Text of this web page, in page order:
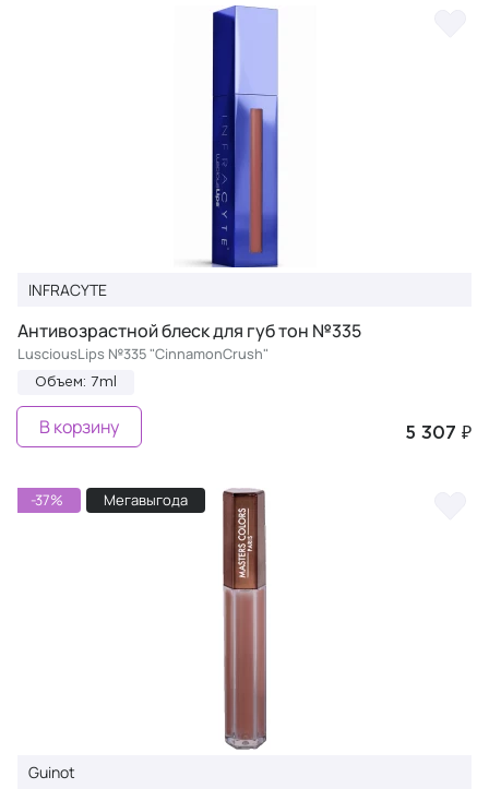
INFRACYTE
Антивозрастной блеск для губ тон №335
LusciousLips №335 "CinnamonCrush"
Объем: 7ml
5 307 ₽
В корзину
-37% Мегавыгода
Guinot